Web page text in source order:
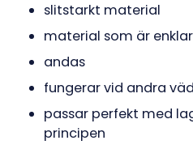
slitstarkt material
material som är
andas
fungerar vid andra
passar perfekt med
principen